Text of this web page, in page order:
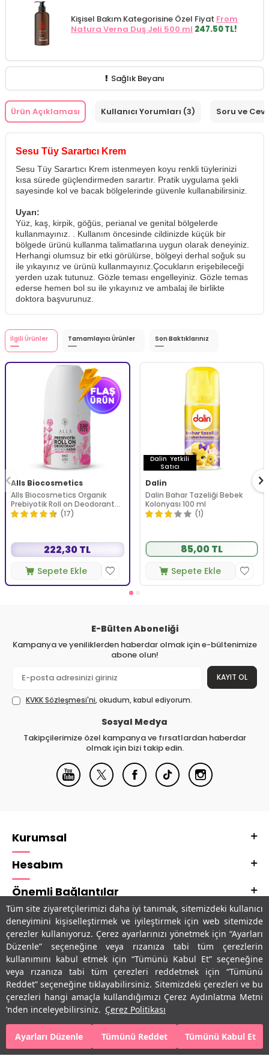
Tüm site ziyaretçilerimizi daha iyi tanımak, sitemizdeki kullanıcı
deneyimini kişiselleştirmek ve iyileştirmek için web sitemizde
çerezler kullanıyoruz. Çerez ayarlarınızı yönetmek için “Ayarları
Düzenle” seçeneğine veya rızanıza tabi tüm çerezlerin
kullanımını kabul etmek için “Tümünü Kabul Et” seçeneğine
veya rızanıza tabi tüm çerezleri reddetmek için “Tümünü
Reddet” seçeneğine tıklayabilirsiniz. Sitemizdeki çerezleri ve bu
çerezleri hangi amaçla kullandığımızı Çerez Aydınlatma Metni
’nden inceleyebilirsiniz. Çerez Politikası
Ayarları Düzenle Tümünü Reddet Tümünü Kabul Et
SEPETE EKLE HEMEN AL
Kişisel Bakım Kategorisine Özel Fiyat From
Natura Verna Duş Jeli 500 ml 247.50 TL!
Sağlık Beyanı
Ürün Açıklaması Kullanıcı Yorumları (3) Soru ve
Sesu Tüy Sarartıcı Krem
Sesu Tüy Sarartıcı Krem istenmeyen koyu renkli tüylerinizi
kısa sürede güçlendirmeden sarartır. Pratik uygulama şekli
sayesinde kol ve bacak bölgelerinde güvenle kullanabilirsiniz.
Uyarı:
Yüz, kaş, kirpik, göğüs, perianal ve genital bölgelerde
kullanmayınız. . Kullanım öncesinde cildinizde küçük bir
bölgede ürünü kullanma talimatlarına uygun olarak deneyiniz.
Herhangi olumsuz bir etki görülürse, bölgeyi derhal soğuk su
ile yıkayınız ve ürünü kullanmayınız.Çocukların erişebileceği
yerden uzak tutunuz. Gözle teması engelleyiniz. Gözle temas
ederse hemen bol su ile yıkayınız ve ambalaj ile birlikte
doktora başvurunuz.
İlgili Ürünler Tamamlayıcı Ürünler Son Baktıklarınız
Alls Biocosmetics
Alls Biocosmetics Organik
Prebiyotik Roll on Deodorant
75 ml - Kadınlar İçin
(17)
222,30 TL
Sepete Ekle
Dalin Yetkili
Satıcı
Dalin
Dalin Bahar Tazeliği Bebek
Kolonyası 100 ml
(1)
85,00 TL
Sepete Ekle
E-Bülten Aboneliği
Kampanya ve yeniliklerden haberdar olmak için e-bültenimize
abone olun!
KAYIT OL
KVKK Sözleşmesi'ni, okudum, kabul ediyorum.
Sosyal Medya
Takipçilerimize özel kampanya ve fırsatlardan haberdar
olmak için bizi takip edin.
Kurumsal
Hesabım
Önemli Bağlantılar
Adres & İletişim
Uygulamalarımız